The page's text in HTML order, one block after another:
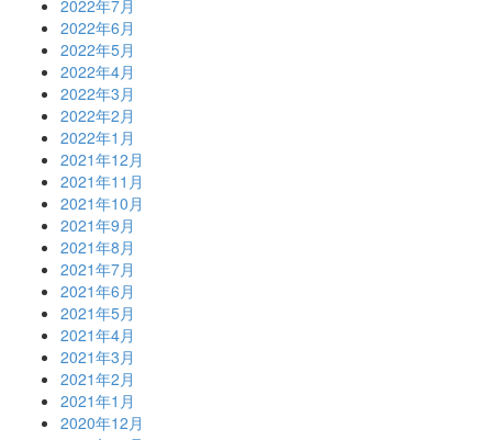
2022年7月
2022年6月
2022年5月
2022年4月
2022年3月
2022年2月
2022年1月
2021年12月
2021年11月
2021年10月
2021年9月
2021年8月
2021年7月
2021年6月
2021年5月
2021年4月
2021年3月
2021年2月
2021年1月
2020年12月